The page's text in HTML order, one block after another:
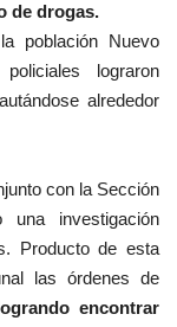
de drogas.
población Nuevo
lograron
alrededor
con la Sección
investigación
Producto de esta
las órdenes de
encontrar